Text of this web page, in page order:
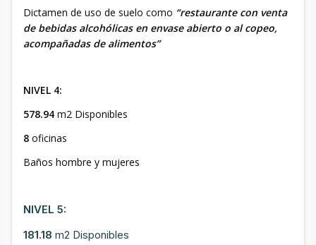
Dictamen de uso de suelo como “restaurante con venta
de bebidas alcohólicas en envase abierto o al copeo,
acompañadas de alimentos”
NIVEL 4:
578.94 m2 Disponibles
8 oficinas
Baños hombre y mujeres
NIVEL 5:
181.18 m2 Disponibles